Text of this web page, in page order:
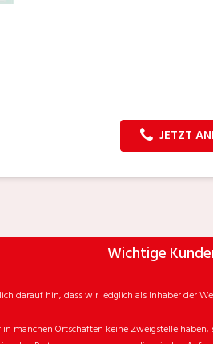
JETZT
Wichtige
darauf hin, dass wir ledglich als Inhaber
manchen Ortschaften keine Zweigstelle